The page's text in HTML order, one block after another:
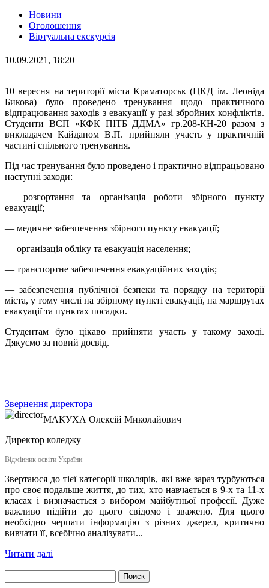
Новини
Оголошення
Віртуальна екскурсія
10.09.2021, 18:20
10 вересня на території міста Краматорськ (ЦКД ім. Леоніда
Бикова) було проведено тренування щодо практичного
відпрацювання заходів з евакуації у разі збройних конфліктів.
Студенти ВСП «КФК ПІТБ ДДМА» гр.208-КН-20 разом з
викладачем Кайданом В.П. прийняли участь у практичній
частині спільного тренування.
Під час тренування було проведено і практично відпрацьовано
наступні заходи:
— розгортання та організація роботи збірного пункту
евакуації;
— медичне забезпечення збірного пункту евакуації;
— організація обліку та евакуація населення;
— транспортне забезпечення евакуаційних заходів;
— забезпечення публічної безпеки та порядку на території
міста, у тому числі на збірному пункті евакуації, на маршрутах
евакуації та пунктах посадки.
Студентам було цікаво прийняти участь у такому заході.
Дякуємо за новий досвід.
Звернення директора
МАКУХА Олексій Миколайович
Директор коледжу
Відмінник освіти України
Звертаюся до тієї категорії школярів, які вже зараз турбуються
про своє подальше життя, до тих, хто навчається в 9-х та 11-х
класах і визначається з вибором майбутньої професії. Дуже
важливо підійти до цього свідомо і зважено. Для цього
необхідно черпати інформацію з різних джерел, критично
вивчати її, всебічно аналізувати...
Читати далі